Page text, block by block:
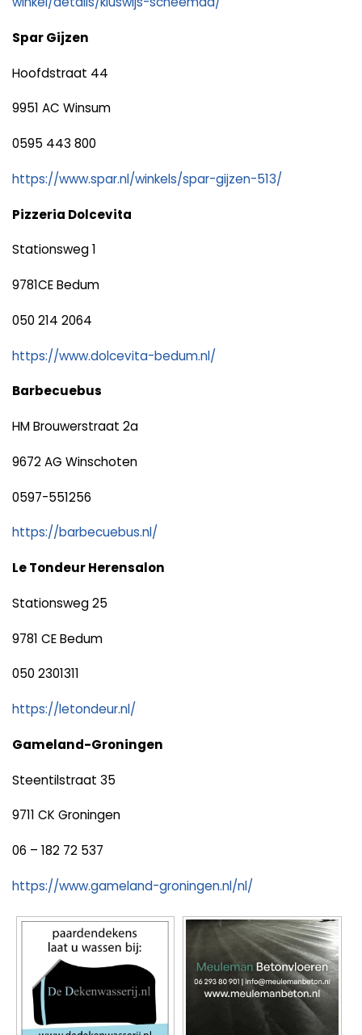
Spar Gijzen
Hoofdstraat 44
9951 AC Winsum
0595 443 800
https://www.spar.nl/winkels/spar-gijzen-513/
Pizzeria Dolcevita
Stationsweg 1
9781CE Bedum
050 214 2064
https://www.dolcevita-bedum.nl/
Barbecuebus
HM Brouwerstraat 2a
9672 AG Winschoten
0597-551256
https://barbecuebus.nl/
Le Tondeur Herensalon
Stationsweg 25
9781 CE Bedum
050 2301311
https://letondeur.nl/
Gameland-Groningen
Steentilstraat 35
9711 CK Groningen
06 – 182 72 537
https://www.gameland-groningen.nl/nl/